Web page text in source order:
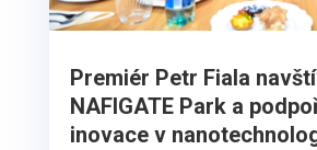
Premiér Petr Fiala
NAFIGATE Park a
inovace v